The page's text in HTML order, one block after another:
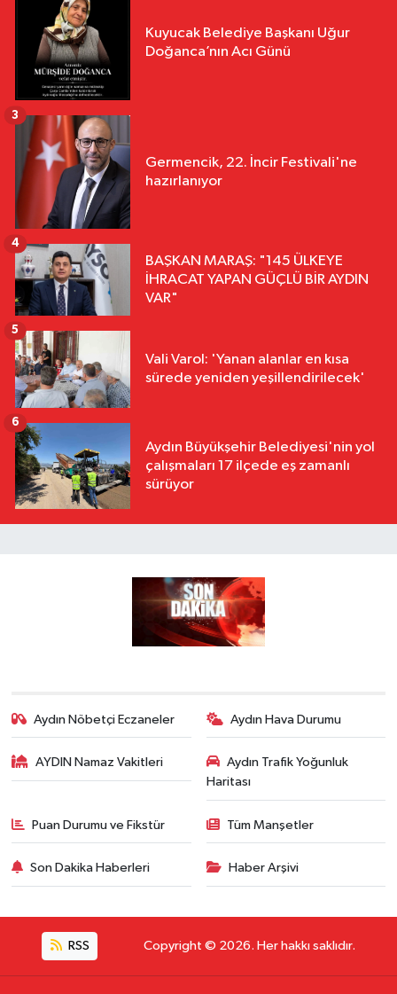
Kuyucak Belediye Başkanı Uğur
Doğanca’nın Acı Günü
Germencik, 22. İncir Festivali'ne
hazırlanıyor
3
BAŞKAN MARAŞ: "145 ÜLKEYE
İHRACAT YAPAN GÜÇLÜ BİR AYDIN
VAR"
4
Vali Varol: 'Yanan alanlar en kısa
sürede yeniden yeşillendirilecek'
5
Aydın Büyükşehir Belediyesi'nin yol
çalışmaları 17 ilçede eş zamanlı
sürüyor
6
Aydın Nöbetçi Eczaneler Aydın Hava Durumu
AYDIN Namaz Vakitleri
Aydın Trafik Yoğunluk
Haritası
Puan Durumu ve Fikstür Tüm Manşetler
Son Dakika Haberleri Haber Arşivi
RSS Copyright © 2026. Her hakkı saklıdır.